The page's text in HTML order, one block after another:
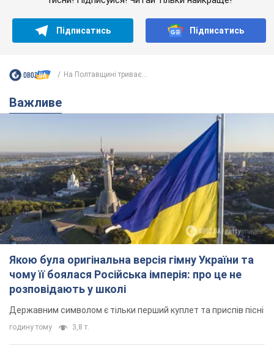
Підписатись Підписатись
На Полтавщині триває...
Важливе
Якою була оригінальна версія гімну України та
чому її боялася Російська імперія: про це не
розповідають у школі
Державним символом є тільки перший куплет та приспів пісні
годину тому 3,8 т.